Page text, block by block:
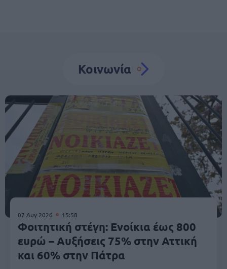
Κοινωνία
07 Αυγ 2026 15:58
Φοιτητική στέγη: Ενοίκια έως 800
ευρώ – Αυξήσεις 75% στην Αττική
και 60% στην Πάτρα